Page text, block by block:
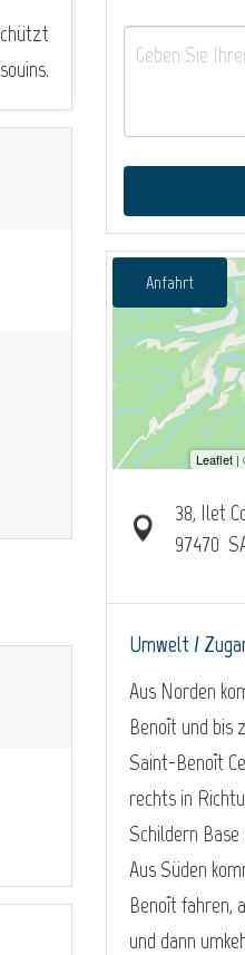
Anfahrt
38, Ilet
97470
Umwelt /
Aus Norden
Benoît und bis
Saint-Benoît
rechts in
Schildern
Aus Süden
Benoît fahren,
und dann